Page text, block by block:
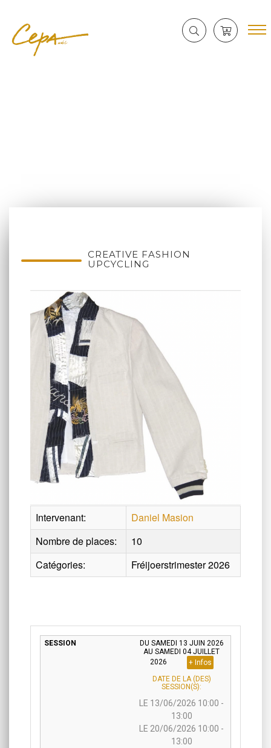
CREATIVE FASHION
UPCYCLING
Intervenant:
Daniel Masion
Nombre de places:
10
Catégories:
Fréijoerstrimester 2026
DU SAMEDI 13 JUIN 2026
AU SAMEDI 04 JUILLET
2026
+ Infos
DATE DE LA (DES)
SESSION(S):
LE 13/06/2026 10:00 -
13:00
LE 20/06/2026 10:00 -
13:00